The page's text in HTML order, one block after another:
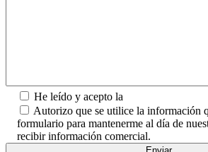
He leído y acepto la
Autorizo que se utilice la información
formulario para mantenerme al día de
recibir información comercial.